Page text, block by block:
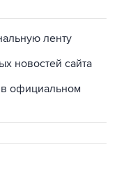
ленту
новостей сайта
в официальном